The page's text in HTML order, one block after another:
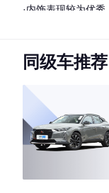
·内饰表现较为优
同级车推荐